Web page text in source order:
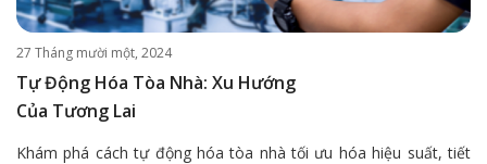
27 Tháng mười một, 2024
Tự Động Hóa Tòa Nhà: Xu Hướng
Của Tương Lai
Khám phá cách tự động hóa tòa nhà tối ưu hóa hiệu suất, tiết